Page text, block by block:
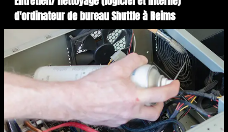
d'ordinateur de bureau Shuttle à Reims